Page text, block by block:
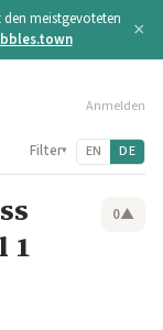
meistgevoteten
×
Anmelden
Filter▾ EN DE
1
0▲